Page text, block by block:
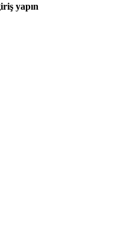
yapın